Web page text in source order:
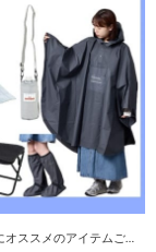
野外イベントにオススメのアイテムご紹介☁️